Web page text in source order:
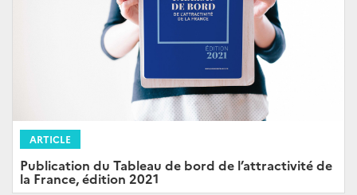
ARTICLE
Publication du Tableau de bord de l’attractivité de
la France, édition 2021